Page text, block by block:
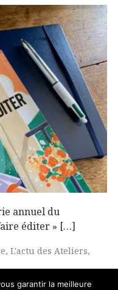
annuel du
éditer » […]
L'actu des Ateliers
garantir la meilleure